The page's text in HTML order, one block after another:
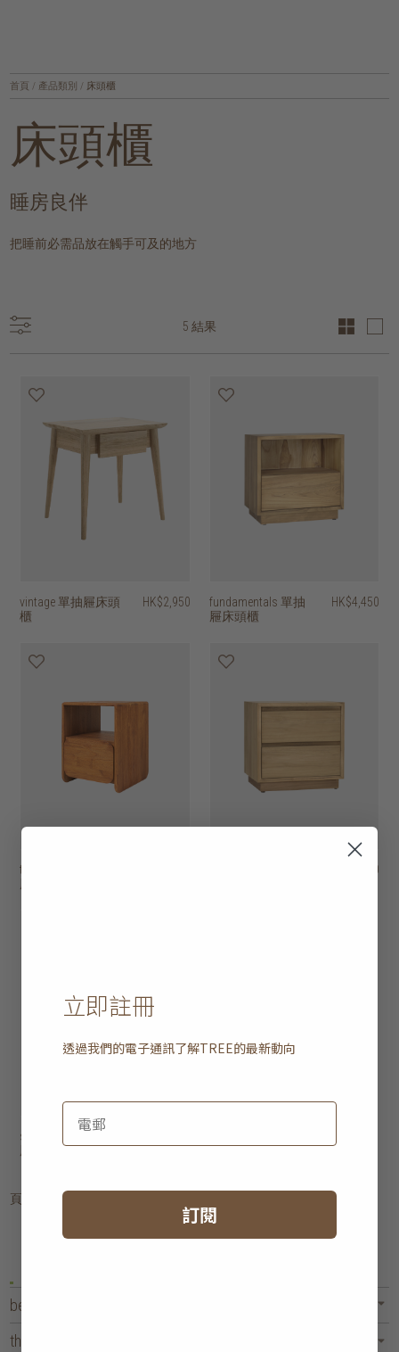
首頁 / 產品類別/ 床頭櫃
床頭櫃
睡房良伴
把睡前必需品放在觸手可及的地方
5 結果
vintage 單抽屜床頭
櫃
HK$2,950
fundamentals 單抽
屜床頭櫃
HK$4,450
tess 床頭櫃 - 單抽
屜及開放式層架
HK$5,250
spindle 角几 - 單抽
頁
bedside tables
the quietest corner of your room
立即註冊
透過我們的電子通訊了解TREE的最新動向
訂閱